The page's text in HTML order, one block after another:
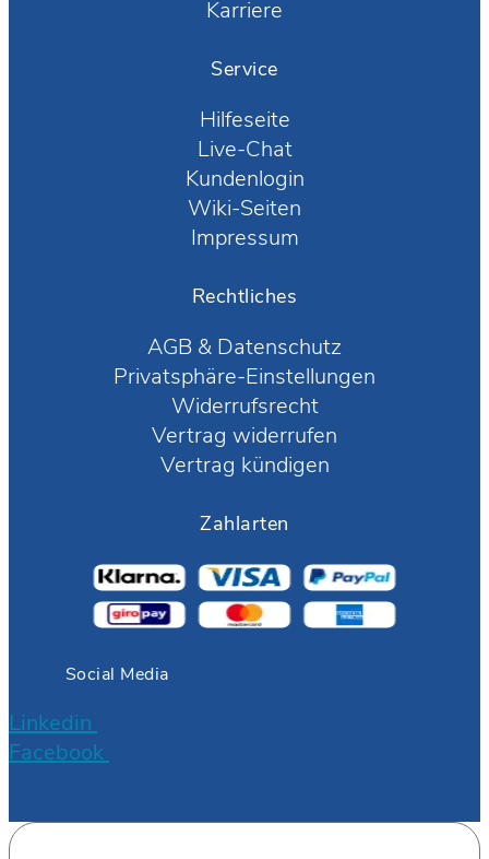
Karriere
Service
Hilfeseite
Live-Chat
Kundenlogin
Wiki-Seiten
Impressum
Rechtliches
AGB & Datenschutz
Privatsphäre-Einstellungen
Widerrufsrecht
Vertrag widerrufen
Vertrag kündigen
Zahlarten
Social Media
Linkedin
Facebook